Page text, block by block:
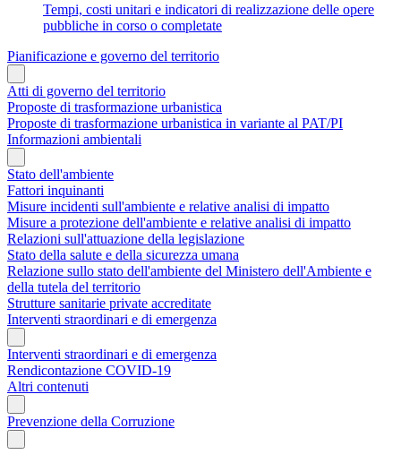
Tempi, costi unitari e indicatori di realizzazione delle opere
pubbliche in corso o completate
Pianificazione e governo del territorio
Atti di governo del territorio
Proposte di trasformazione urbanistica
Proposte di trasformazione urbanistica in variante al PAT/PI
Informazioni ambientali
Stato dell'ambiente
Fattori inquinanti
Misure incidenti sull'ambiente e relative analisi di impatto
Misure a protezione dell'ambiente e relative analisi di impatto
Relazioni sull'attuazione della legislazione
Stato della salute e della sicurezza umana
Relazione sullo stato dell'ambiente del Ministero dell'Ambiente e
della tutela del territorio
Strutture sanitarie private accreditate
Interventi straordinari e di emergenza
Interventi straordinari e di emergenza
Rendicontazione COVID-19
Altri contenuti
Prevenzione della Corruzione